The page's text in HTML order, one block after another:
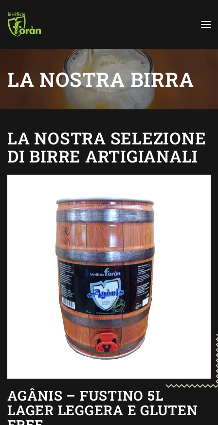
Skip to main content
LA NOSTRA BIRRA
LA NOSTRA SELEZIONE
DI BIRRE ARTIGIANALI
AGÂNIS – FUSTINO 5L
LAGER LEGGERA E GLUTEN